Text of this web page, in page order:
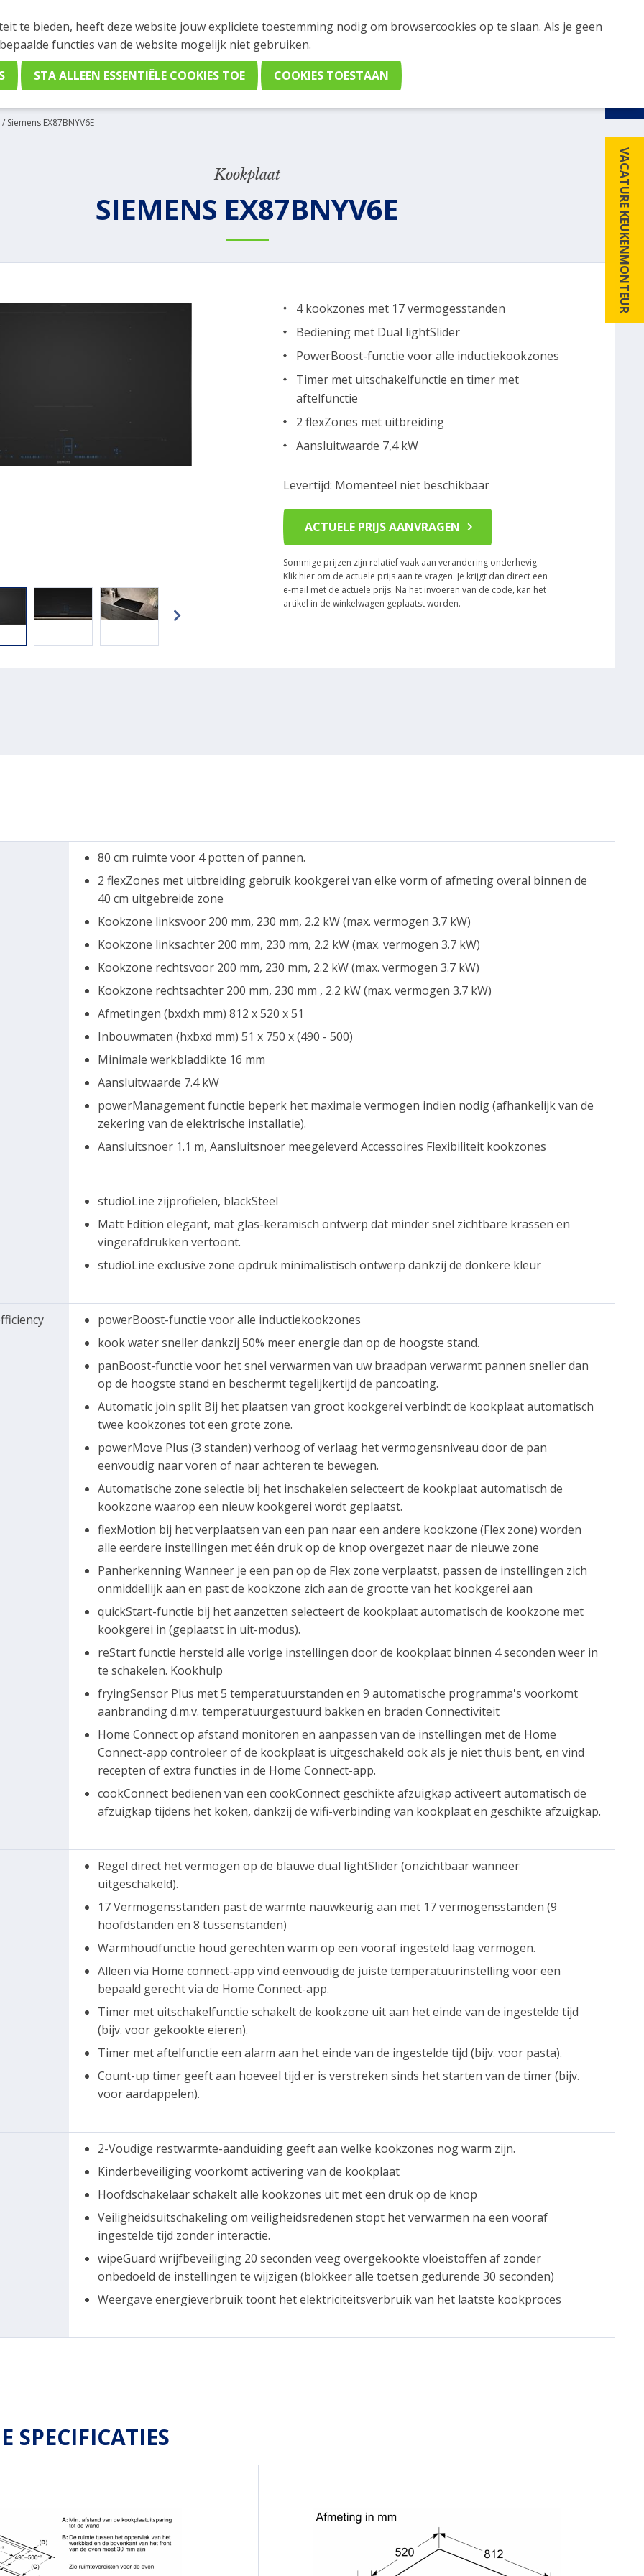
VACATURE KEUKENMONTEUR
plaatsen. Wil je je vast oriënteren? Vergelijk eenvoudig apparaten en merken met elkaar. Klik hier voor
/ Siemens EX87BNYV6E
Kookplaat
SIEMENS EX87BNYV6E
Levertijd: Momenteel niet beschikbaar
4 kookzones met 17 vermogesstanden
Bediening met Dual lightSlider
PowerBoost-functie voor alle inductiekookzones
Timer met uitschakelfunctie en timer met
aftelfunctie
2 flexZones met uitbreiding
Aansluitwaarde 7,4 kW
ACTUELE PRIJS AANVRAGEN
Sommige prijzen zijn relatief vaak aan verandering onderhevig.
Klik hier om de actuele prijs aan te vragen. Je krijgt dan direct een
e-mail met de actuele prijs. Na het invoeren van de code, kan het
artikel in de winkelwagen geplaatst worden.
80 cm ruimte voor 4 potten of pannen.
2 flexZones met uitbreiding gebruik kookgerei van elke vorm of afmeting overal binnen de
40 cm uitgebreide zone
Kookzone linksvoor 200 mm, 230 mm, 2.2 kW (max. vermogen 3.7 kW)
Kookzone linksachter 200 mm, 230 mm, 2.2 kW (max. vermogen 3.7 kW)
Kookzone rechtsvoor 200 mm, 230 mm, 2.2 kW (max. vermogen 3.7 kW)
Kookzone rechtsachter 200 mm, 230 mm , 2.2 kW (max. vermogen 3.7 kW)
Afmetingen (bxdxh mm) 812 x 520 x 51
Inbouwmaten (hxbxd mm) 51 x 750 x (490 - 500)
Minimale werkbladdikte 16 mm
Aansluitwaarde 7.4 kW
powerManagement functie beperk het maximale vermogen indien nodig (afhankelijk van de
zekering van de elektrische installatie).
Aansluitsnoer 1.1 m, Aansluitsnoer meegeleverd Accessoires Flexibiliteit kookzones
studioLine zijprofielen, blackSteel
Matt Edition elegant, mat glas-keramisch ontwerp dat minder snel zichtbare krassen en
vingerafdrukken vertoont.
studioLine exclusive zone opdruk minimalistisch ontwerp dankzij de donkere kleur
powerBoost-functie voor alle inductiekookzones
kook water sneller dankzij 50% meer energie dan op de hoogste stand.
panBoost-functie voor het snel verwarmen van uw braadpan verwarmt pannen sneller dan
op de hoogste stand en beschermt tegelijkertijd de pancoating.
Automatic join split Bij het plaatsen van groot kookgerei verbindt de kookplaat automatisch
twee kookzones tot een grote zone.
powerMove Plus (3 standen) verhoog of verlaag het vermogensniveau door de pan
eenvoudig naar voren of naar achteren te bewegen.
Automatische zone selectie bij het inschakelen selecteert de kookplaat automatisch de
kookzone waarop een nieuw kookgerei wordt geplaatst.
flexMotion bij het verplaatsen van een pan naar een andere kookzone (Flex zone) worden
alle eerdere instellingen met één druk op de knop overgezet naar de nieuwe zone
Panherkenning Wanneer je een pan op de Flex zone verplaatst, passen de instellingen zich
onmiddellijk aan en past de kookzone zich aan de grootte van het kookgerei aan
quickStart-functie bij het aanzetten selecteert de kookplaat automatisch de kookzone met
kookgerei in (geplaatst in uit-modus).
reStart functie hersteld alle vorige instellingen door de kookplaat binnen 4 seconden weer in
te schakelen. Kookhulp
fryingSensor Plus met 5 temperatuurstanden en 9 automatische programma's voorkomt
aanbranding d.m.v. temperatuurgestuurd bakken en braden Connectiviteit
Home Connect op afstand monitoren en aanpassen van de instellingen met de Home
Connect-app controleer of de kookplaat is uitgeschakeld ook als je niet thuis bent, en vind
recepten of extra functies in de Home Connect-app.
cookConnect bedienen van een cookConnect geschikte afzuigkap activeert automatisch de
afzuigkap tijdens het koken, dankzij de wifi-verbinding van kookplaat en geschikte afzuigkap.
Regel direct het vermogen op de blauwe dual lightSlider (onzichtbaar wanneer
uitgeschakeld).
17 Vermogensstanden past de warmte nauwkeurig aan met 17 vermogensstanden (9
hoofdstanden en 8 tussenstanden)
Warmhoudfunctie houd gerechten warm op een vooraf ingesteld laag vermogen.
Alleen via Home connect-app vind eenvoudig de juiste temperatuurinstelling voor een
bepaald gerecht via de Home Connect-app.
Timer met uitschakelfunctie schakelt de kookzone uit aan het einde van de ingestelde tijd
(bijv. voor gekookte eieren).
Timer met aftelfunctie een alarm aan het einde van de ingestelde tijd (bijv. voor pasta).
Count-up timer geeft aan hoeveel tijd er is verstreken sinds het starten van de timer (bijv.
voor aardappelen).
2-Voudige restwarmte-aanduiding geeft aan welke kookzones nog warm zijn.
Kinderbeveiliging voorkomt activering van de kookplaat
Hoofdschakelaar schakelt alle kookzones uit met een druk op de knop
Veiligheidsuitschakeling om veiligheidsredenen stopt het verwarmen na een vooraf
ingestelde tijd zonder interactie.
wipeGuard wrijfbeveiliging 20 seconden veeg overgekookte vloeistoffen af zonder
onbedoeld de instellingen te wijzigen (blokkeer alle toetsen gedurende 30 seconden)
Weergave energieverbruik toont het elektriciteitsverbruik van het laatste kookproces
SPECIFICATIES
te bieden, heeft deze website jouw expliciete toestemming nodig om browsercookies op te slaan. Als je geen
functies van de website mogelijk niet gebruiken.